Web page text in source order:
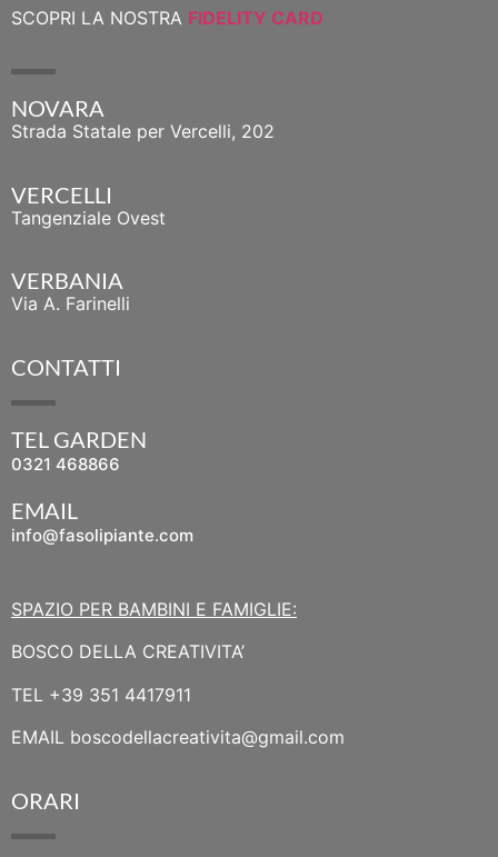
SCOPRI LA NOSTRA FIDELITY CARD
NOVARA
Strada Statale per Vercelli, 202
VERCELLI
Tangenziale Ovest
VERBANIA
Via A. Farinelli
CONTATTI
TEL GARDEN
0321 468866
EMAIL
info@fasolipiante.com
SPAZIO PER BAMBINI E FAMIGLIE:
BOSCO DELLA CREATIVITA’
TEL +39 351 4417911
EMAIL boscodellacreativita@gmail.com
ORARI